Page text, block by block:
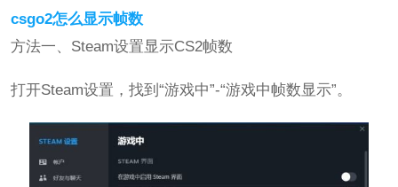
csgo2怎么显示帧数
方法一、Steam设置显示CS2帧数
打开Steam设置，找到“游戏中”-“游戏中帧数显示”。